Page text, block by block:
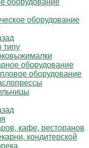
оборудование
оборудование
типу
оборудование
оборудование
кафе, ресторанов
кондитерской